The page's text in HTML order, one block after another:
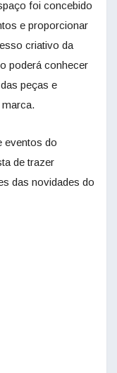
foi concebido
e proporcionar
criativo da
poderá conhecer
peças e
eventos do
de trazer
das novidades do